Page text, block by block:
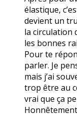
élastique,
devient un
la circulation
les bonnes
Pour te
parler. Je
mais j’ai
trop être au
vrai que ça